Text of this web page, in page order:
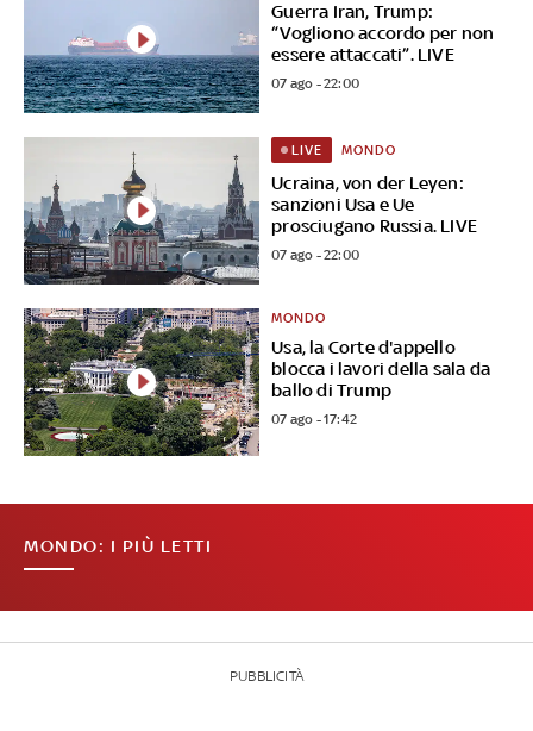
Guerra Iran, Trump:
“Vogliono accordo per non
essere attaccati”. LIVE
07 ago - 22:00
Ucraina, von der Leyen:
sanzioni Usa e Ue
prosciugano Russia. LIVE
LIVE MONDO
07 ago - 22:00
Usa, la Corte d'appello
blocca i lavori della sala da
ballo di Trump
MONDO
07 ago - 17:42
MONDO: I PIÙ LETTI
PUBBLICITÀ